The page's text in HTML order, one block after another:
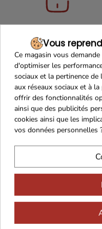
Maison Familiale
Franco de port 79€
Vous
Ce magasin vous
d'optimiser les
sociaux et la pertinence
aux réseaux sociaux et à
offrir des fonctionnalités
ainsi que des publicités
cookies ainsi que les
vos données personnelles